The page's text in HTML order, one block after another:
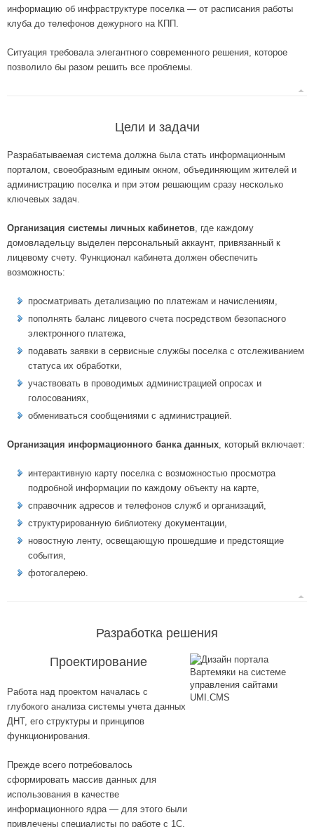
информацию об инфраструктуре поселка ― от расписания работы
клуба до телефонов дежурного на КПП.
Ситуация требовала элегантного современного решения, которое
позволило бы разом решить все проблемы.
Цели и задачи
Разрабатываемая система должна была стать информационным
порталом, своеобразным единым окном, объединяющим жителей и
администрацию поселка и при этом решающим сразу несколько
ключевых задач.
Организация системы личных кабинетов , где каждому
домовладельцу выделен персональный аккаунт, привязанный к
лицевому счету. Функционал кабинета должен обеспечить
возможность:
просматривать детализацию по платежам и начислениям,
пополнять баланс лицевого счета посредством безопасного
электронного платежа,
подавать заявки в сервисные службы поселка с отслеживанием
статуса их обработки,
участвовать в проводимых администрацией опросах и
голосованиях,
обмениваться сообщениями с администрацией.
Организация информационного банка данных , который включает:
интерактивную карту поселка с возможностью просмотра
подробной информации по каждому объекту на карте,
справочник адресов и телефонов служб и организаций,
структурированную библиотеку документации,
новостную ленту, освещающую прошедшие и предстоящие
события,
фотогалерею.
Разработка решения
Проектирование
Работа над проектом началась с
глубокого анализа системы учета данных
ДНТ, его структуры и принципов
функционирования.
Прежде всего потребовалось
сформировать массив данных для
использования в качестве
информационного ядра ― для этого были
привлечены специалисты по работе с 1С.